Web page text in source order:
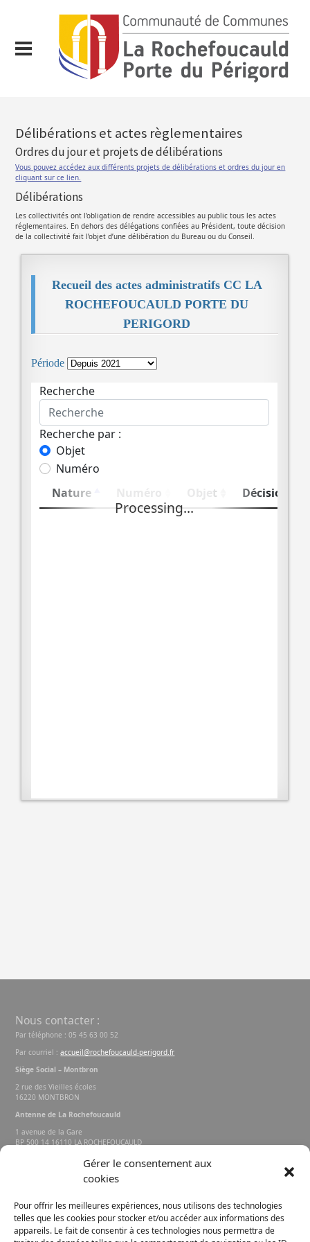
Gérer le consentement aux
cookies
Pour offrir les meilleures expériences, nous utilisons des technologies
telles que les cookies pour stocker et/ou accéder aux informations des
appareils. Le fait de consentir à ces technologies nous permettra de
Délibérations et actes règlementaires
Ordres du jour et projets de délibérations
Vous pouvez accédez aux différents projets de délibérations et ordres du jour en
cliquant sur ce lien.
Délibérations
Les collectivités ont l’obligation de rendre accessibles au public tous les actes
réglementaires. En dehors des délégations confiées au Président, toute décision
de la collectivité fait l’objet d’une délibération du Bureau ou du Conseil.
Nous contacter :
Par téléphone : 05 45 63 00 52
Par courriel :accueil@rochefoucauld-perigord.fr
Siège Social – Montbron
2 rue des Vieilles écoles
16220 MONTBRON
Antenne de La Rochefoucauld
1 avenue de la Gare
BP 500 14 16110 LA ROCHEFOUCAULD